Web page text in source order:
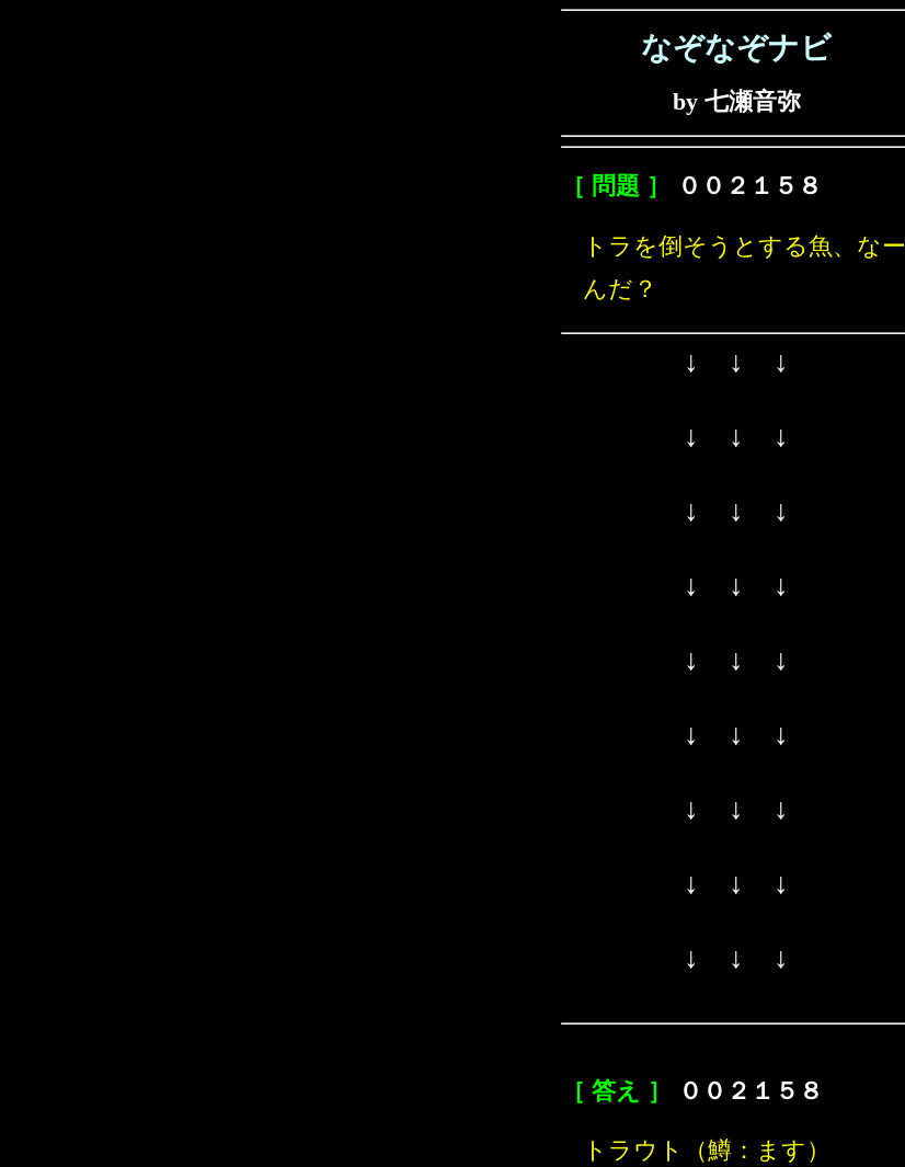
なぞなぞナビ
by 七瀬音弥
［ 問題 ］ ００２１５８
トラを倒そうとする魚、なー
んだ？
↓ ↓ ↓
↓ ↓ ↓
↓ ↓ ↓
↓ ↓ ↓
↓ ↓ ↓
↓ ↓ ↓
↓ ↓ ↓
↓ ↓ ↓
↓ ↓ ↓
［ 答え ］ ００２１５８
トラウト（鱒：ます）